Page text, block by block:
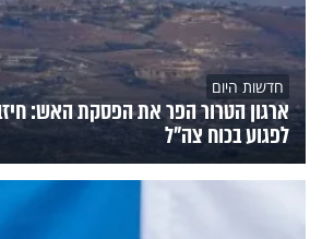
חדשות היום
ארגון הטרור הפר את הפסקת האש:
לפגוע בכוח צה"ל